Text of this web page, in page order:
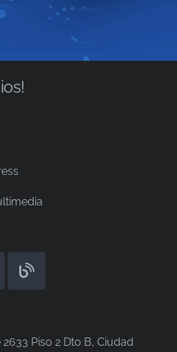
Piso 2 Dto B, Ciudad